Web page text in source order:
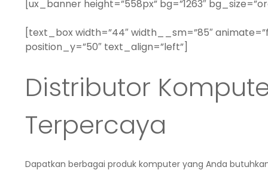
[ux_banner height=”558px” bg=”1263″
[text_box width=”44″ width__sm=”85″
position_y=”50″ text_align=”left”]
Distributor
Terpercaya
Dapatkan berbagai produk komputer yang Anda